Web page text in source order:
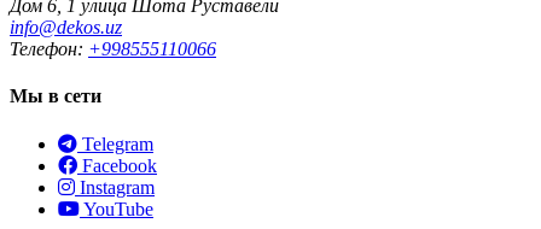
Дом 6, 1 улица Шота Руставели
info@dekos.uz
Телефон: +998555110066
Мы в сети
Telegram
Facebook
Instagram
YouTube